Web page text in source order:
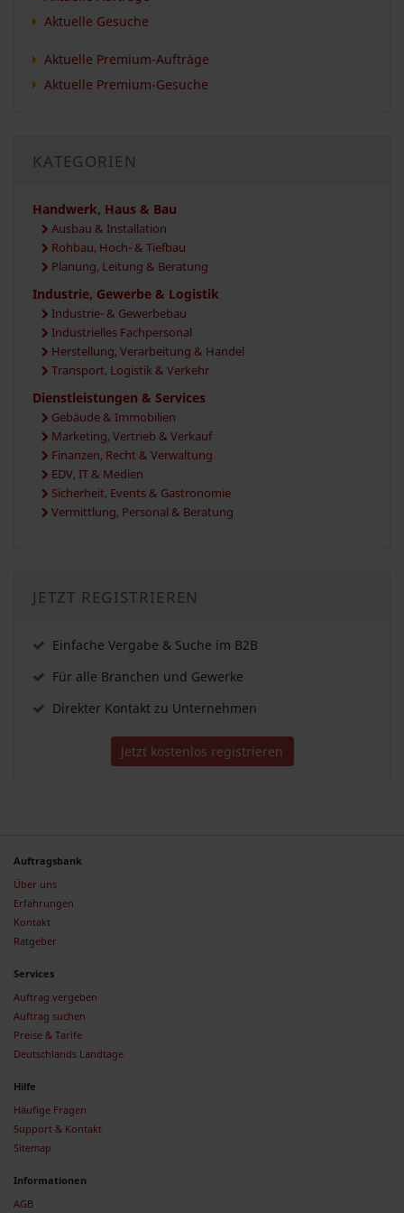
Aktuelle Gesuche
Aktuelle Premium-Aufträge
Aktuelle Premium-Gesuche
KATEGORIEN
Handwerk, Haus & Bau
Ausbau & Installation
Rohbau, Hoch- & Tiefbau
Planung, Leitung & Beratung
Industrie, Gewerbe & Logistik
Industrie- & Gewerbebau
Industrielles Fachpersonal
Herstellung, Verarbeitung & Handel
Transport, Logistik & Verkehr
Dienstleistungen & Services
Gebäude & Immobilien
Marketing, Vertrieb & Verkauf
Finanzen, Recht & Verwaltung
EDV, IT & Medien
Sicherheit, Events & Gastronomie
Vermittlung, Personal & Beratung
JETZT REGISTRIEREN
Einfache Vergabe & Suche im B2B
Für alle Branchen und Gewerke
Direkter Kontakt zu Unternehmen
Jetzt kostenlos registrieren
Auftragsbank
Über uns
Erfahrungen
Kontakt
Ratgeber
Services
Auftrag vergeben
Auftrag suchen
Preise & Tarife
Deutschlands Landtage
Hilfe
Häufige Fragen
Support & Kontakt
Sitemap
Informationen
AGB